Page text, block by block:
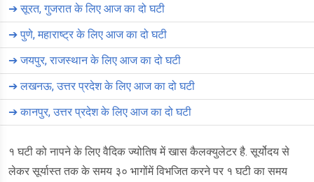
➔सूरत, गुजरात के लिए आज का दो घटी
➔पुणे, महाराष्ट्र के लिए आज का दो घटी
➔जयपुर, राजस्थान के लिए आज का दो घटी
➔लखनऊ, उत्तर प्रदेश के लिए आज का दो घटी
➔कानपुर, उत्तर प्रदेश के लिए आज का दो घटी
१ घटी को नापने के लिए वैदिक ज्योतिष में खास कैलक्युलेटर है. सूर्योदय से
लेकर सूर्यास्त तक के समय ३० भागोंमें विभजित करने पर १ घटी का समय